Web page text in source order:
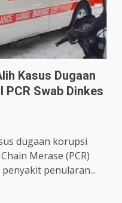
Kasus Dugaan
PCR Swab Dinkes
dugaan korupsi
Merase (PCR)
penularan...